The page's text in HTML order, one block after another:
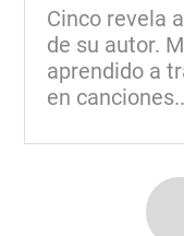
Cinco revela
de su autor.
aprendido a
en